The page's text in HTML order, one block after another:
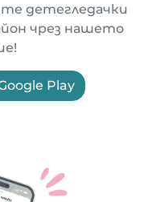
детегледачки
чрез нашето
Play